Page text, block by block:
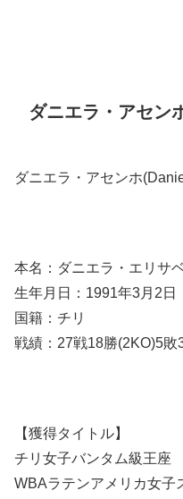
ダニエラ・アセン
ダニエラ・アセンホ
本名：ダニエラ・エリサ
生年月日：1991年3月2日
国籍：チリ
戦績：27戦18勝(2KO)5敗
【獲得タイトル】
チリ女子バンタム級王座
WBAラテンアメリカ女子